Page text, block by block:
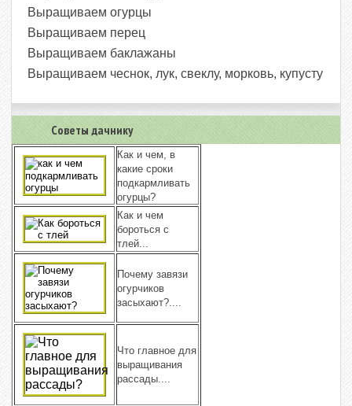
Выращиваем огурцы
Выращиваем перец
Выращиваем баклажаны
Выращиваем чеснок, лук, свеклу, морковь, купусту
Советы дачнику
Как и чем, в
какие сроки
подкармливать
огурцы?
Как и чем
бороться с
тлей...
Почему завязи
огурчиков
засыхают?....
Что главное для
выращивания
рассады....